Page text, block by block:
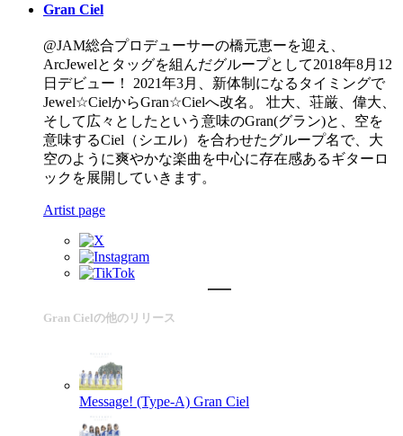
Gran Ciel
@JAM総合プロデューサーの橋元恵ーを迎え、
ArcJewelとタッグを組んだグループとして2018年8月12
日デビュー！ 2021年3月、新体制になるタイミングで
Jewel☆CielからGran☆Cielへ改名。 壮大、荘厳、偉大、
そして広々としたという意味のGran(グラン)と、空を
意味するCiel（シエル）を合わせたグループ名で、大
空のように爽やかな楽曲を中心に存在感あるギターロ
ックを展開していきます。
Artist page
Gran Cielの他のリリース
Message! (Type-A) Gran Ciel